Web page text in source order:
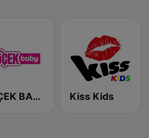
BÜÇEK BABY Kiss Kids